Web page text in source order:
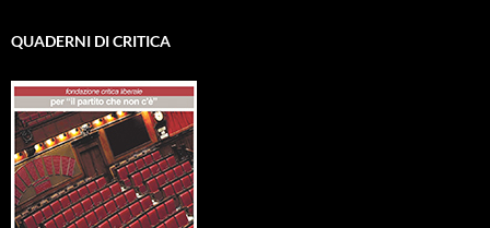
QUADERNI DI CRITICA